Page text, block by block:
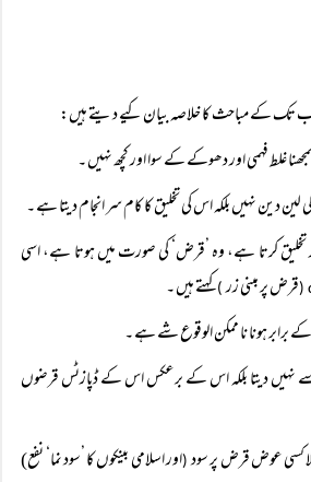
تک کے مباحث کا خلاصہ بیان کیے دیتے ہیں:
تخلیق کرتا ہے، وہ ’قرض‘ کی صورت میں ہوتا ہے، اسی
قرض پر مبنی زر)کہتے ہیں ۔
نہیں دیتا بلکہ اس کے برعکس اس کے ڈپازٹس قرضوں
(اور اسلامی بینکوں کا ’سود نما‘ نفع)